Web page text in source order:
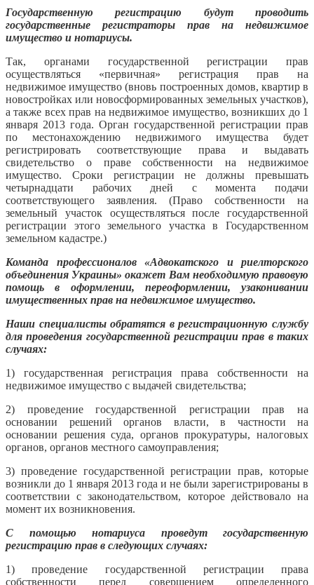
Государственную регистрацию будут проводить
государственные регистраторы прав на недвижимое
имущество и нотариусы.
Так, органами государственной регистрации прав
осуществляться «первичная» регистрация прав на
недвижимое имущество (вновь построенных домов, квартир в
новостройках или новосформированных земельных участков),
а также всех прав на недвижимое имущество, возникших до 1
января 2013 года. Орган государственной регистрации прав
по местонахождению недвижимого имущества будет
регистрировать соответствующие права и выдавать
свидетельство о праве собственности на недвижимое
имущество. Сроки регистрации не должны превышать
четырнадцати рабочих дней с момента подачи
соответствующего заявления. (Право собственности на
земельный участок осуществляться после государственной
регистрации этого земельного участка в Государственном
земельном кадастре.)
Команда профессионалов «Адвокатского и риелторского
объединения Украины» окажет Вам необходимую правовую
помощь в оформлении, переоформлении, узаконивании
имущественных прав на недвижимое имущество.
Наши специалисты обратятся в регистрационную службу
для проведения государственной регистрации прав в таких
случаях:
1) государственная регистрация права собственности на
недвижимое имущество с выдачей свидетельства;
2) проведение государственной регистрации прав на
основании решений органов власти, в частности на
основании решения суда, органов прокуратуры, налоговых
органов, органов местного самоуправления;
3) проведение государственной регистрации прав, которые
возникли до 1 января 2013 года и не были зарегистрированы в
соответствии с законодательством, которое действовало на
момент их возникновения.
С помощью нотариуса проведут государственную
регистрацию прав в следующих случаях:
1) проведение государственной регистрации права
собственности перед совершением определенного